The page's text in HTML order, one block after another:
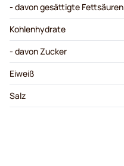
- davon gesättigte Fettsäuren
Kohlenhydrate
- davon Zucker
Eiweiß
Salz